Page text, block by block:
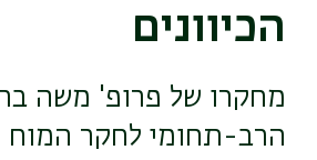
הכיוונים
מחקרו של פרופ' משה
הרב-תחומי לחקר המוח